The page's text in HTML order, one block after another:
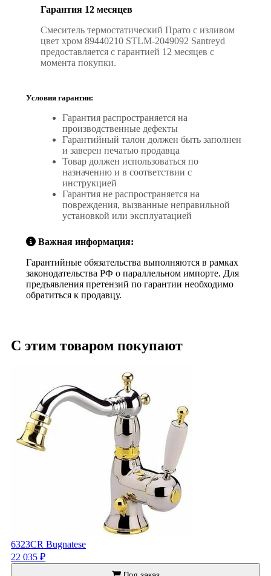
Гарантия 12 месяцев
Смеситель термостатический Прато с изливом
цвет хром 89440210 STLM-2049092 Santreyd
предоставляется с гарантией 12 месяцев с
момента покупки.
Условия гарантии:
Гарантия распространяется на
производственные дефекты
Гарантийный талон должен быть заполнен
и заверен печатью продавца
Товар должен использоваться по
назначению и в соответствии с
инструкцией
Гарантия не распространяется на
повреждения, вызванные неправильной
установкой или эксплуатацией
Важная информация:
Гарантийные обязательства выполняются в рамках
законодательства РФ о параллельном импорте. Для
предъявления претензий по гарантии необходимо
обратиться к продавцу.
С этим товаром покупают
6323CR Bugnatese
22 035 ₽